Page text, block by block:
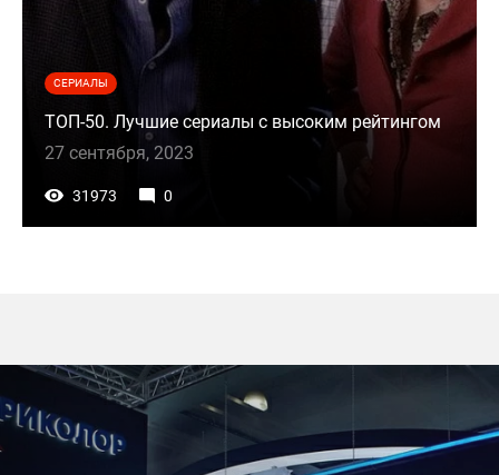
СЕРИАЛЫ
ТОП-50. Лучшие сериалы с высоким рейтингом
27 сентября, 2023
31973 0